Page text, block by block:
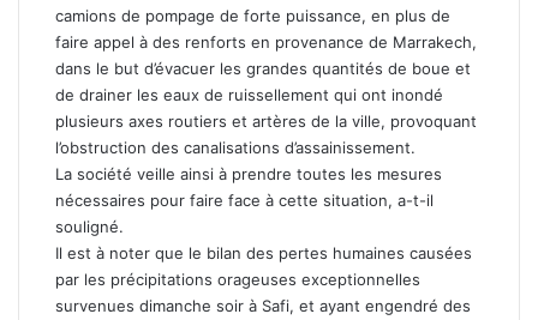
camions de pompage de forte puissance, en plus de
faire appel à des renforts en provenance de Marrakech,
dans le but d’évacuer les grandes quantités de boue et
de drainer les eaux de ruissellement qui ont inondé
plusieurs axes routiers et artères de la ville, provoquant
l’obstruction des canalisations d’assainissement.
La société veille ainsi à prendre toutes les mesures
nécessaires pour faire face à cette situation, a-t-il
souligné.
Il est à noter que le bilan des pertes humaines causées
par les précipitations orageuses exceptionnelles
survenues dimanche soir à Safi, et ayant engendré des